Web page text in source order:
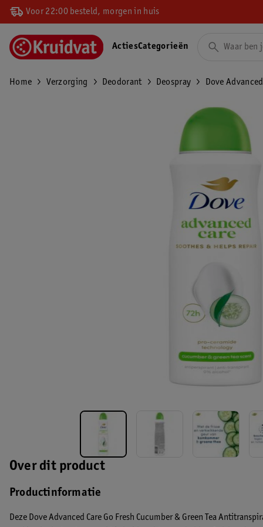
Voor 22:00 besteld, morgen in huis
ActiesCategorieën
Home Verzorging Deodorant Deospray Dove
Over dit product
Productinformatie
Deze Dove Advanced Care Go Fresh Cucumber & Green Tea